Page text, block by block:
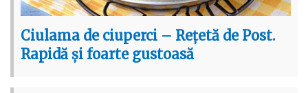
Ciulama de ciuperci – Rețetă de Post.
Rapidă și foarte gustoasă